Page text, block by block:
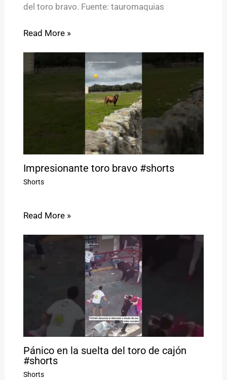
del toro bravo. Fuente: tauromaquias
Read More »
Impresionante toro bravo #shorts
Shorts
Read More »
Pánico en la suelta del toro de cajón
#shorts
Shorts